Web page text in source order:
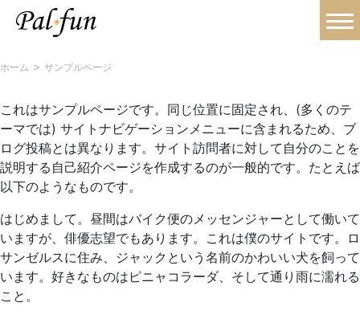
ホーム > サンプルページ
これはサンプルページです。同じ位置に固定され、(多くのテ
ーマでは) サイトナビゲーションメニューに含まれるため、ブ
ログ投稿とは異なります。サイト訪問者に対して自分のことを
説明する自己紹介ページを作成するのが一般的です。たとえば
以下のようなものです。
はじめまして。昼間はバイク便のメッセンジャーとして働いて
いますが、俳優志望でもあります。これは僕のサイトです。ロ
サンゼルスに住み、ジャックという名前のかわいい犬を飼って
います。好きなものはピニャコラーダ、そして通り雨に濡れる
こと。